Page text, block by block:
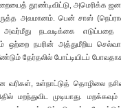
தூண்டிவிட்டு, அமெரிக்க
அவமானம். பென் சாஸ்
அவர்மீது நடவடிக்கை
ஒற்றை நபரின் அத்துமீறிய
தேர்தலில் போட்டியிடப்
வரிகள், உள்நாட்டுத் தொழிலை
மறந்துவிட முடியாது.